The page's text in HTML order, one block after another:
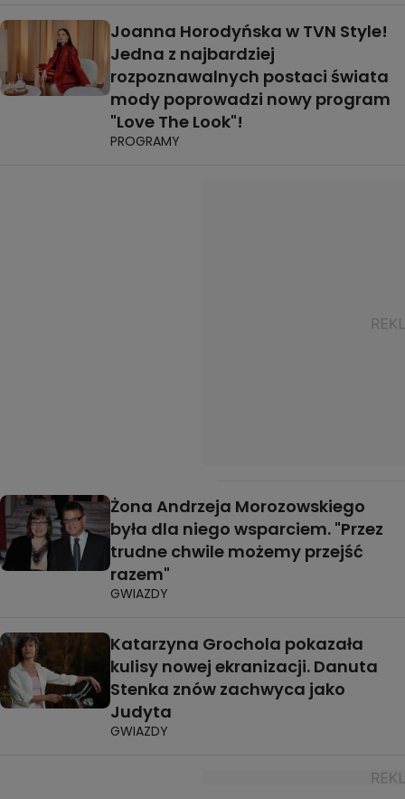
Joanna Horodyńska w TVN Style!
Jedna z najbardziej
rozpoznawalnych postaci świata
mody poprowadzi nowy program
"Love The Look"!
PROGRAMY
Żona Andrzeja Morozowskiego
była dla niego wsparciem. "Przez
trudne chwile możemy przejść
razem"
GWIAZDY
Katarzyna Grochola pokazała
kulisy nowej ekranizacji. Danuta
Stenka znów zachwyca jako
Judyta
GWIAZDY